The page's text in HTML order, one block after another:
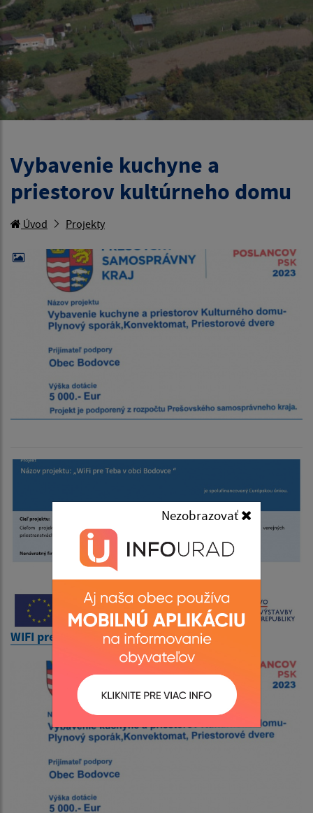
Vybavenie kuchyne a
priestorov kultúrneho domu
Úvod Projekty
WIFI pre Teba v obci Bodovce
Nezobrazovať